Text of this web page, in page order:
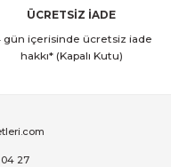
0.35L | Dew Drop
0.47L | Cranberry
ÜCRETSİZ İADE
gün içerisinde ücretsiz iade
hakkı* (Kapalı Kutu)
27